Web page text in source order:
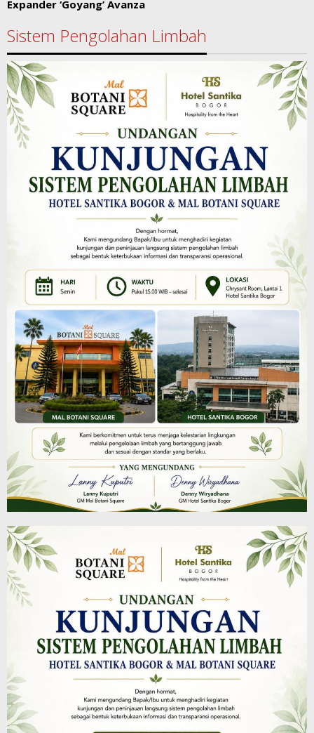
Expander ‘Goyang’ Avanza
Sistem Pengolahan Limbah